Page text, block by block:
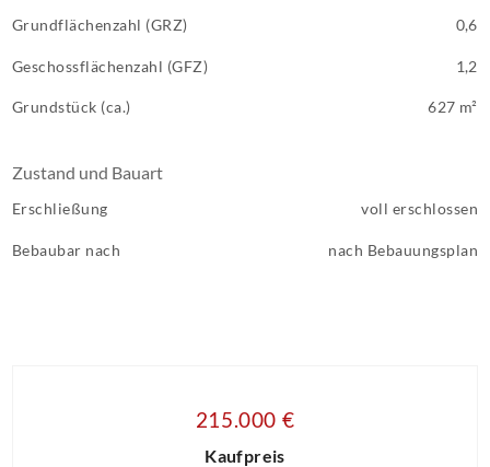
Grundflächenzahl (GRZ) 0,6
Geschossflächenzahl (GFZ) 1,2
Grundstück (ca.) 627 m²
Zustand und Bauart
Erschließung voll erschlossen
Bebaubar nach nach Bebauungsplan
215.000 €
Kaufpreis